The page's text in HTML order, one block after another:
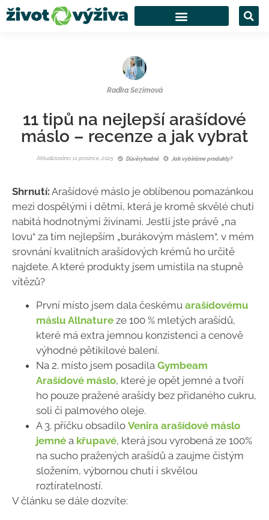
Radka Sezimová
11 tipů na nejlepší arašídové
máslo – recenze a jak vybrat
Aktualizováno: 11 prosince, 2025 Důvěryhodné Jak vybíráme produkty?
Shrnutí: Arašídové máslo je oblíbenou pomazánkou
mezi dospělými i dětmi, která je kromě skvělé chuti
nabitá hodnotnými živinami. Jestli jste právě „na
lovu“ za tím nejlepším „burákovým máslem“, v mém
srovnání kvalitních arašídových krémů ho určitě
najdete. A které produkty jsem umístila na stupně
vítězů?
První místo jsem dala českému arašídovému
máslu Allnature ze 100 % mletých arašídů,
které má extra jemnou konzistenci a cenově
výhodné pětikilové balení.
Na 2. místo jsem posadila Gymbeam
Arašídové máslo, které je opět jemné a tvoří
ho pouze pražené arašídy bez přidaného cukru,
soli či palmového oleje.
A 3. příčku obsadilo Venira arašídové máslo
jemné a křupavé, která jsou vyrobená ze 100%
na sucho pražených arašídů a zaujme čistým
složením, výbornou chutí i skvělou
roztíratelností.
V článku se dále dozvíte: